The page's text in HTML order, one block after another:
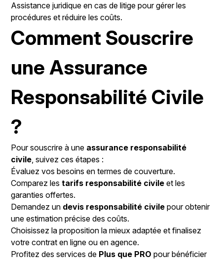
Assistance juridique en cas de litige pour gérer les
procédures et réduire les coûts.
Comment Souscrire
une Assurance
Responsabilité Civile
?
Pour souscrire à une assurance responsabilité
civile, suivez ces étapes :
Évaluez vos besoins en termes de couverture.
Comparez lestarifs responsabilité civile et les
garanties offertes.
Demandez un devis responsabilité civile pour obtenir
une estimation précise des coûts.
Choisissez la proposition la mieux adaptée et finalisez
votre contrat en ligne ou en agence.
Profitez des services de Plus que PRO pour bénéficier